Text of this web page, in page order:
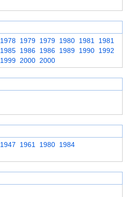
1978 1979 1979 1980 1981
1981
1985 1986 1986 1989 1990 1992
1999 2000 2000
1947 1961 1980 1984